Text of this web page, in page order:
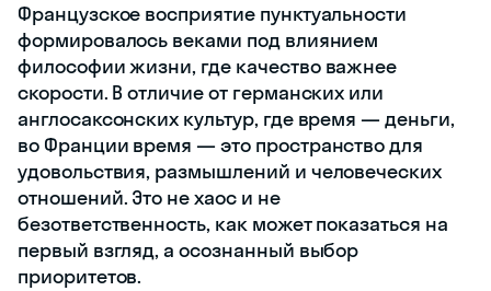
Французское восприятие пунктуальности
формировалось веками под влиянием
философии жизни, где качество важнее
скорости. В отличие от германских или
англосаксонских культур, где время — деньги,
во Франции время — это пространство для
удовольствия, размышлений и человеческих
отношений. Это не хаос и не
безответственность, как может показаться на
первый взгляд, а осознанный выбор
приоритетов.